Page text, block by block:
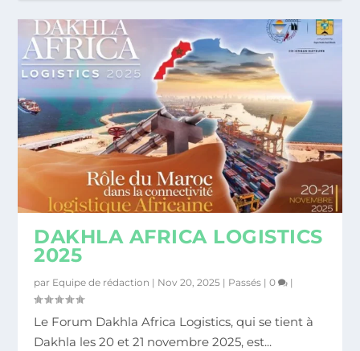
DAKHLA AFRICA LOGISTICS
2025
par Equipe de rédaction | Nov 20, 2025 | Passés |0 |
Le Forum Dakhla Africa Logistics, qui se tient à
Dakhla les 20 et 21 novembre 2025, est...